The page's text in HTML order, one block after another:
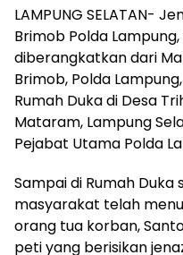
LAMPUNG SELATAN-
Brimob Polda
diberangkatkan dari
Brimob, Polda
Rumah Duka di Desa
Mataram, Lampung
Pejabat Utama Polda
Sampai di Rumah
masyarakat telah
orang tua korban,
peti yang berisikan